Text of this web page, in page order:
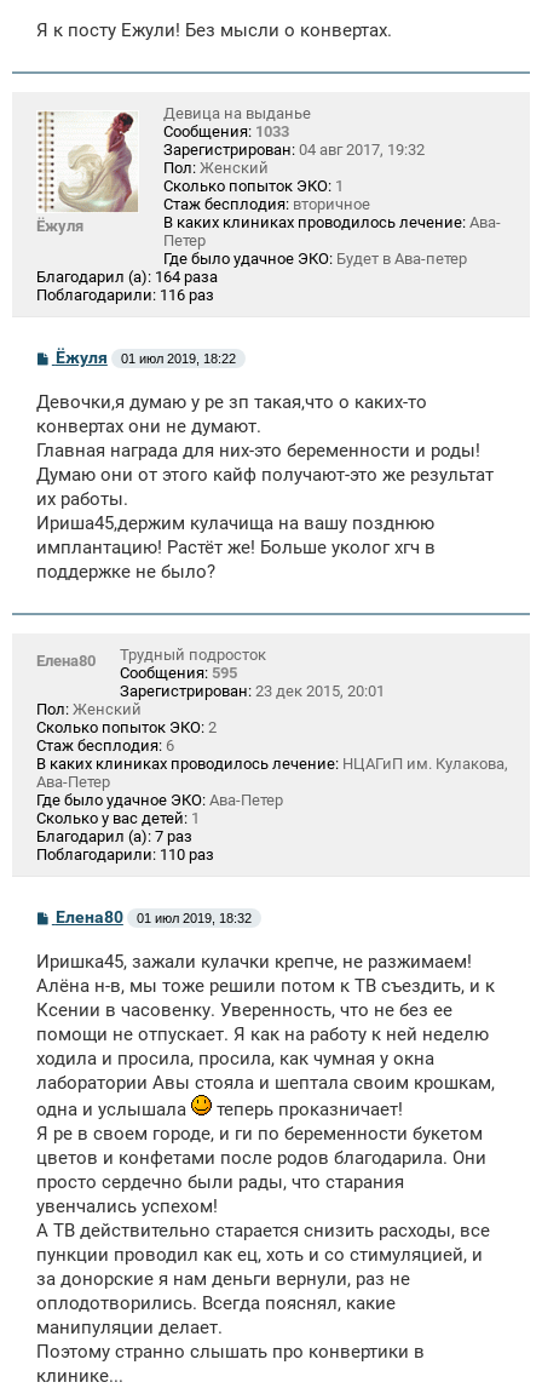
Я к посту Ежули! Без мысли о конвертах.
Ёжуля
Девица на выданье
Сообщения: 1033
Зарегистрирован: 04 авг 2017, 19:32
Пол: Женский
Сколько попыток ЭКО: 1
Стаж бесплодия: вторичное
В каких клиниках проводилось лечение: Ава-
Петер
Где было удачное ЭКО: Будет в Ава-петер
Благодарил (а): 164 раза
Поблагодарили: 116 раз
С
б
щ
н
и
Ёжуля 01 июл 2019, 18:22
Девочки,я думаю у ре зп такая,что о каких-то
конвертах они не думают.
Главная награда для них-это беременности и роды!
Думаю они от этого кайф получают-это же результат
их работы.
Ириша45,держим кулачища на вашу позднюю
имплантацию! Растёт же! Больше уколог хгч в
поддержке не было?
Елена80
Трудный подросток
Сообщения: 595
Зарегистрирован: 23 дек 2015, 20:01
Пол: Женский
Сколько попыток ЭКО: 2
Стаж бесплодия: 6
В каких клиниках проводилось лечение: НЦАГиП им. Кулакова,
Ава-Петер
Где было удачное ЭКО: Ава-Петер
Сколько у вас детей: 1
Благодарил (а): 7 раз
Поблагодарили: 110 раз
С
б
щ
н
и
Елена80 01 июл 2019, 18:32
Иришка45, зажали кулачки крепче, не разжимаем!
Алёна н-в, мы тоже решили потом к ТВ съездить, и к
Ксении в часовенку. Уверенность, что не без ее
помощи не отпускает. Я как на работу к ней неделю
ходила и просила, просила, как чумная у окна
лаборатории Авы стояла и шептала своим крошкам,
одна и услышала
теперь проказничает!
Я ре в своем городе, и ги по беременности букетом
цветов и конфетами после родов благодарила. Они
просто сердечно были рады, что старания
увенчались успехом!
А ТВ действительно старается снизить расходы, все
пункции проводил как ец, хоть и со стимуляцией, и
за донорские я нам деньги вернули, раз не
оплодотворились. Всегда пояснял, какие
манипуляции делает.
Поэтому странно слышать про конвертики в
клинике...